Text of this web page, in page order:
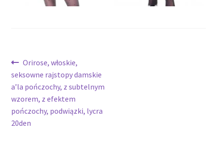
Nawigacja
wpisu
Poprzedni
wpis:
Orirose, włoskie,
seksowne rajstopy damskie
a’la pończochy, z subtelnym
wzorem, z efektem
pończochy, podwiązki, lycra
20den